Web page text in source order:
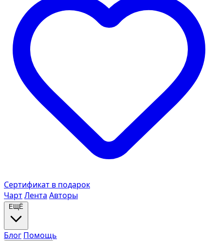
Сертификат в подарок
ЧартЛента Авторы
ЕЩЁ
Блог Помощь